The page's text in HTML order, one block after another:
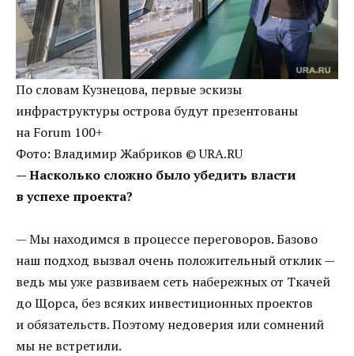
По словам Кузнецова, первые эскизы
инфраструктуры острова будут презентованы
на Forum 100+
Фото: Владимир Жабриков © URA.RU
— Насколько сложно было убедить власти
в успехе проекта?
— Мы находимся в процессе переговоров. Базово
наш подход вызвал очень положительный отклик —
ведь мы уже развиваем сеть набережных от Ткачей
до Щорса, без всяких инвестиционных проектов
и обязательств. Поэтому недоверия или сомнений
мы не встретили.